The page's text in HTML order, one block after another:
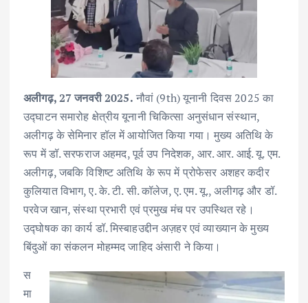
अलीगढ़, 27 जनवरी 2025. नौवां (9th) यूनानी दिवस 2025 का
उद्घाटन समारोह क्षेत्रीय यूनानी चिकित्सा अनुसंधान संस्थान,
अलीगढ़ के सेमिनार हॉल में आयोजित किया गया। मुख्य अतिथि के
रूप में डॉ. सरफराज अहमद, पूर्व उप निदेशक, आर. आर. आई. यू. एम.
अलीगढ़, जबकि विशिष्ट अतिथि के रूप में प्रोफेसर अशहर कदीर
कुलियात विभाग, ए. के. टी. सी. कॉलेज, ए. एम. यू., अलीगढ़ और डॉ.
परवेज खान, संस्था प्रभारी एवं प्रमुख मंच पर उपस्थित रहे।
उद्घोषक का कार्य डॉ. मिस्बाहउद्दीन अज़हर एवं व्याख्यान के मुख्य
बिंदुओं का संकलन मोहम्मद जाहिद अंसारी ने किया।
स
मा